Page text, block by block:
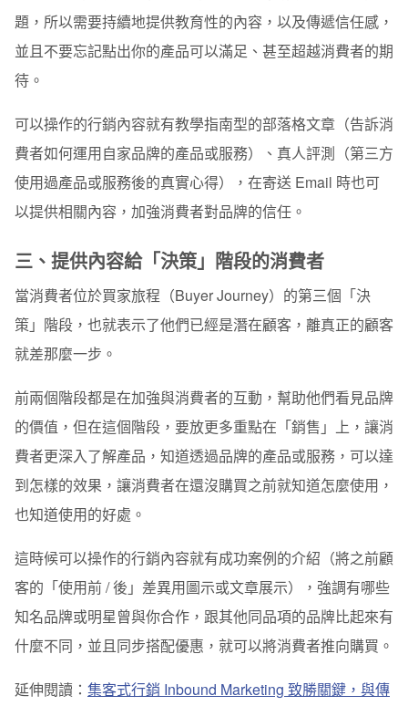
題，所以需要持續地提供教育性的內容，以及傳遞信任感，
並且不要忘記點出你的產品可以滿足、甚至超越消費者的期
待。
可以操作的行銷內容就有教學指南型的部落格文章（告訴消
費者如何運用自家品牌的產品或服務）、真人評測（第三方
使用過產品或服務後的真實心得），在寄送 Email 時也可
以提供相關內容，加強消費者對品牌的信任。
三、提供內容給「決策」階段的消費者
當消費者位於買家旅程（Buyer Journey）的第三個「決
策」階段，也就表示了他們已經是潛在顧客，離真正的顧客
就差那麼一步。
前兩個階段都是在加強與消費者的互動，幫助他們看見品牌
的價值，但在這個階段，要放更多重點在「銷售」上，讓消
費者更深入了解產品，知道透過品牌的產品或服務，可以達
到怎樣的效果，讓消費者在還沒購買之前就知道怎麼使用，
也知道使用的好處。
這時候可以操作的行銷內容就有成功案例的介紹（將之前顧
客的「使用前 / 後」差異用圖示或文章展示），強調有哪些
知名品牌或明星曾與你合作，跟其他同品項的品牌比起來有
什麼不同，並且同步搭配優惠，就可以將消費者推向購買。
延伸閱讀： 集客式行銷 Inbound Marketing 致勝關鍵，與傳